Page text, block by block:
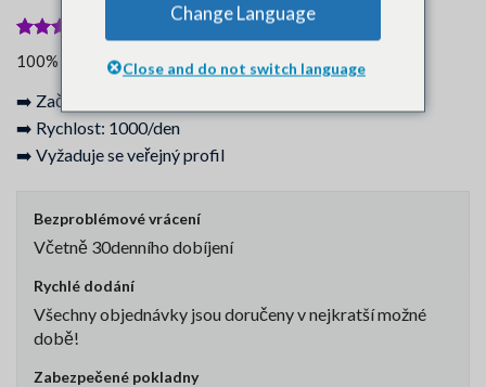
Hodnoceno
5z 5 na
16
hodnocení
zákazníků
100% kupujících uvedlo, že jsou spokojeni.
➡️ Začátek: ihned - 2 hodiny
➡️ Rychlost: 1000/den
➡️ Vyžaduje se veřejný profil
Bezproblémové vrácení
Včetně 30denního dobíjení
Rychlé dodání
Všechny objednávky jsou doručeny v nejkratší možné
době!
Zabezpečené pokladny
Change Language
Close and do not switch language